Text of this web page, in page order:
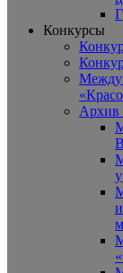
Конкурсы
Архив